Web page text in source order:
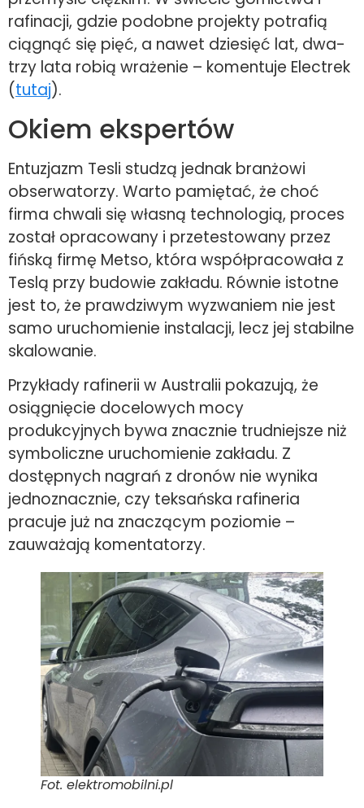
rafinacji, gdzie podobne projekty potrafią
ciągnąć się pięć, a nawet dziesięć lat, dwa-
trzy lata robią wrażenie – komentuje Electrek
(tutaj).
Okiem ekspertów
Entuzjazm Tesli studzą jednak branżowi
obserwatorzy. Warto pamiętać, że choć
firma chwali się własną technologią, proces
został opracowany i przetestowany przez
fińską firmę Metso, która współpracowała z
Teslą przy budowie zakładu. Równie istotne
jest to, że prawdziwym wyzwaniem nie jest
samo uruchomienie instalacji, lecz jej stabilne
skalowanie.
Przykłady rafinerii w Australii pokazują, że
osiągnięcie docelowych mocy
produkcyjnych bywa znacznie trudniejsze niż
symboliczne uruchomienie zakładu. Z
dostępnych nagrań z dronów nie wynika
jednoznacznie, czy teksańska rafineria
pracuje już na znaczącym poziomie –
zauważają komentatorzy.
Fot. elektromobilni.pl